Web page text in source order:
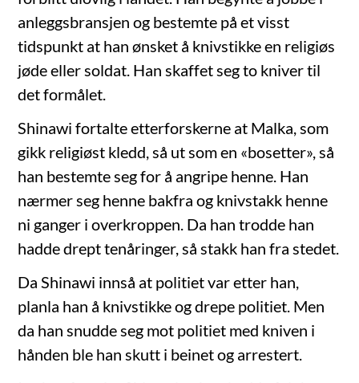
anleggsbransjen og bestemte på et visst
tidspunkt at han ønsket å knivstikke en religiøs
jøde eller soldat. Han skaffet seg to kniver til
det formålet.
Shinawi fortalte etterforskerne at Malka, som
gikk religiøst kledd, så ut som en «bosetter», så
han bestemte seg for å angripe henne. Han
nærmer seg henne bakfra og knivstakk henne
ni ganger i overkroppen. Da han trodde han
hadde drept tenåringer, så stakk han fra stedet.
Da Shinawi innså at politiet var etter han,
planla han å knivstikke og drepe politiet. Men
da han snudde seg mot politiet med kniven i
hånden ble han skutt i beinet og arrestert.